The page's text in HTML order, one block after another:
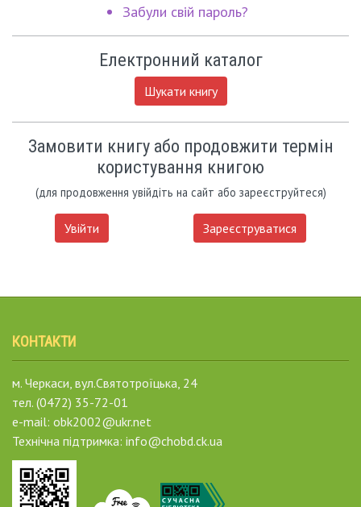
Забули свій пароль?
Електронний каталог
Шукати книгу
Замовити книгу або продовжити термін
користування книгою
(для продовження увійдіть на сайт або зареєструйтеся)
Увійти Зареєструватися
КОНТАКТИ
м. Черкаси, вул.Святотроїцька, 24
тел. (0472) 35-72-01
e-mail: obk2002@ukr.net
Технічна підтримка: info@chobd.ck.ua